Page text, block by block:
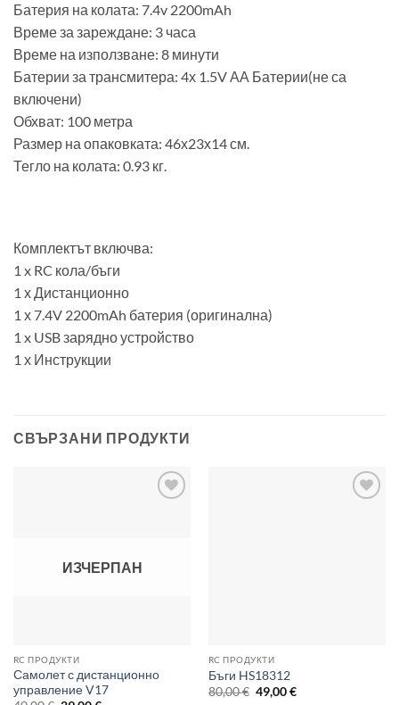
Батерия на колата: 7.4v 2200mAh
Време за зареждане: 3 часа
Време на използване: 8 минути
Батерии за трансмитера: 4х 1.5V АА Батерии(не са
включени)
Обхват: 100 метра
Размер на опаковката: 46х23х14 см.
Тегло на колата: 0.93 кг.
Комплектът включва:
1 x RC кола/бъги
1 х Дистанционно
1 х 7.4V 2200mAh батерия (оригинална)
1 x USB зарядно устройство
1 х Инструкции
СВЪРЗАНИ ПРОДУКТИ
ИЗЧЕРПАН
RC ПРОДУКТИ
Самолет с дистанционно
управление V17
RC ПРОДУКТИ
Бъги HS18312
80,00€ Original
49,00€Текущата